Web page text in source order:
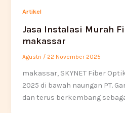
Artikel
Jasa Instalasi Murah
makassar
Agustri / 22 November 2025
makassar, SKYNET Fiber
2025 di bawah naungan PT.
dan terus berkembang